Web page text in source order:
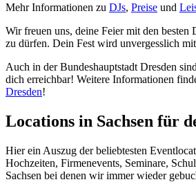
Mehr Informationen zu DJs, Preise und
Wir freuen uns, deine Feier mit den besten
zu dürfen. Dein Fest wird unvergesslich mit
Auch in der Bundeshauptstadt Dresden
dich erreichbar! Weitere Informationen
Dresden!
Locations in Sachsen für
Hier ein Auszug der beliebtesten
Hochzeiten, Firmenevents, Seminare,
Sachsen bei denen wir immer wieder